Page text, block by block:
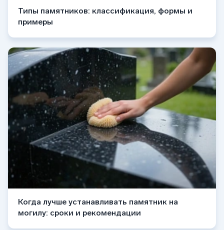
Типы памятников: классификация, формы и
примеры
Когда лучше устанавливать памятник на
могилу: сроки и рекомендации